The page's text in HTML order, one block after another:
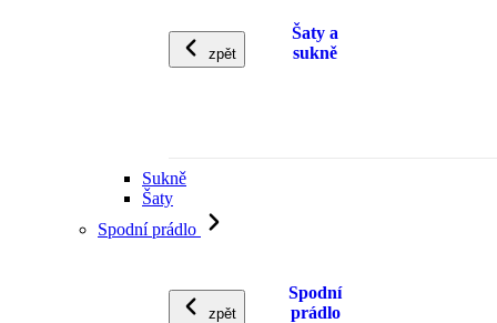
zpět
Šaty a
sukně
Sukně
Šaty
Spodní prádlo
zpět
Spodní
prádlo